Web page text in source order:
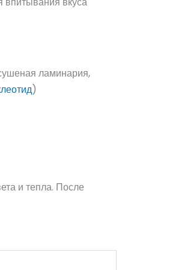
ламинария,
)
и тепла. После